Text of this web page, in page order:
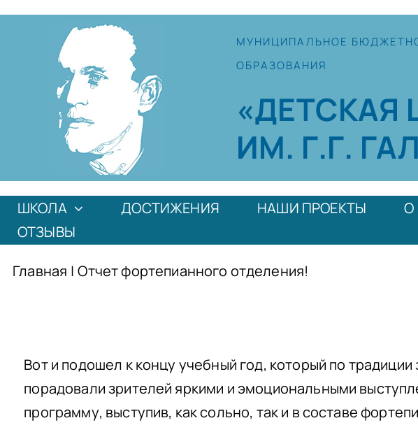
Skip
МУНИЦИПАЛЬНОЕ
ОБРАЗОВАНИЯ
«ДЕТСКАЯ
ИМ. Г.Г.
ШКОЛА ДОСТИЖЕНИЯ НАШИ ПРОЕКТЫ О
ОТЗЫВЫ
Главная | Отчет фортепианного отделения!
Вот и подошел к концу учебный год, который по
порадовали зрителей яркими и эмоциональными
программу, выступив, как сольно, так и в составе